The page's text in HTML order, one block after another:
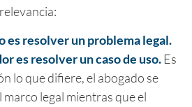
es resolver un problema legal.
es resolver un caso de uso.Es
lo que difiere, el abogado se
legal mientras que el